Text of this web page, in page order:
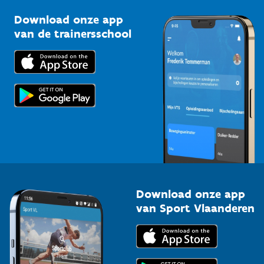
Bedrijven
Trainers en begeleiders
Topsporters
Kennisplatform
Downloads
Voor de pers
Download onze app
van de trainersschool
Download onze app
van Sport Vlaanderen